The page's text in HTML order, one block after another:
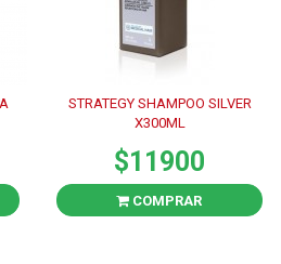
STRATEGY SHAMPOO SILVER
X300ML
$11900
COMPRAR